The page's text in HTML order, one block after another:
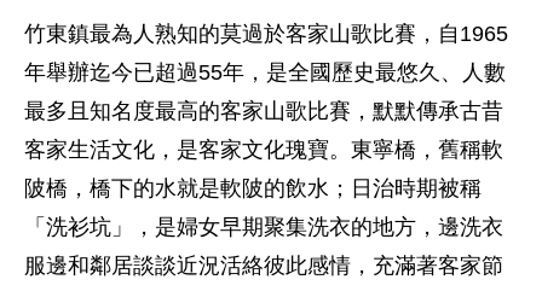
竹東鎮最為人熟知的莫過於客家山歌比賽，自1965
年舉辦迄今已超過55年，是全國歷史最悠久、人數
最多且知名度最高的客家山歌比賽，默默傳承古昔
客家生活文化，是客家文化瑰寶。東寧橋，舊稱軟
陂橋，橋下的水就是軟陂的飲水；日治時期被稱
「洗衫坑」，是婦女早期聚集洗衣的地方，邊洗衣
服邊和鄰居談談近況活絡彼此感情，充滿著客家節